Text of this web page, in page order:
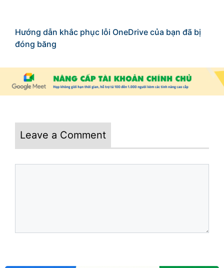
Hướng dẫn khắc phục lỗi OneDrive của bạn đã bị
đóng băng
Leave a Comment